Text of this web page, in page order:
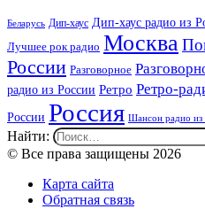
Беларусь Дип-хаус Дип-хаус радио из
Лучшее рок радио Москва
России Разговорное
радио из России Ретро Ретро-
России Россия Шансон радио из
Найти:
© Все права защищены 2026
Карта сайта
Обратная связь